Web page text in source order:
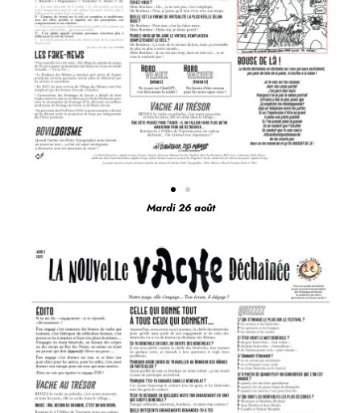
Mardi 26 août